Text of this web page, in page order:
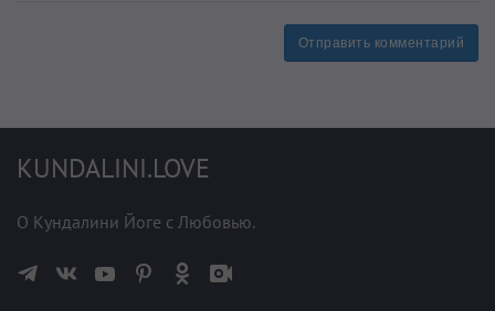
Отправить комментарий
KUNDALINI.LOVE
О Кундалини Йоге с Любовью.